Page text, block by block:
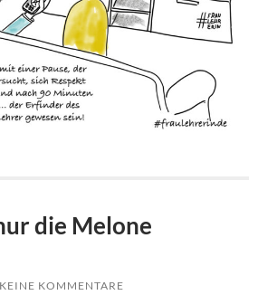
die Melone
KEINE KOMMENTARE